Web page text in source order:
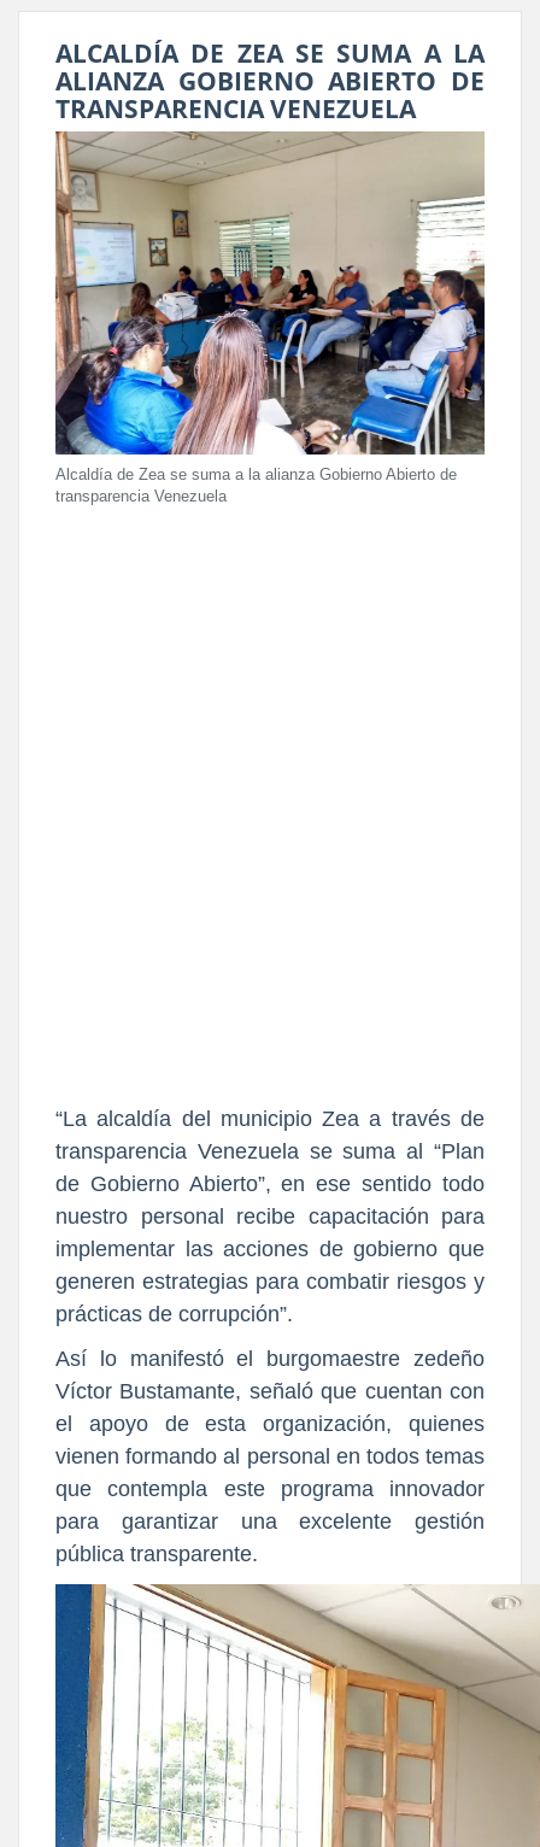
ALCALDÍA DE ZEA SE SUMA A LA
ALIANZA GOBIERNO ABIERTO DE
TRANSPARENCIA VENEZUELA
Alcaldía de Zea se suma a la alianza Gobierno Abierto de
transparencia Venezuela
“La alcaldía del municipio Zea a través de
transparencia Venezuela se suma al “Plan
de Gobierno Abierto”, en ese sentido todo
nuestro personal recibe capacitación para
implementar las acciones de gobierno que
generen estrategias para combatir riesgos y
prácticas de corrupción”.
Así lo manifestó el burgomaestre zedeño
Víctor Bustamante, señaló que cuentan con
el apoyo de esta organización, quienes
vienen formando al personal en todos temas
que contempla este programa innovador
para garantizar una excelente gestión
pública transparente.